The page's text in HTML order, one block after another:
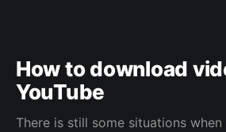
How to download
YouTube
There is still some situations